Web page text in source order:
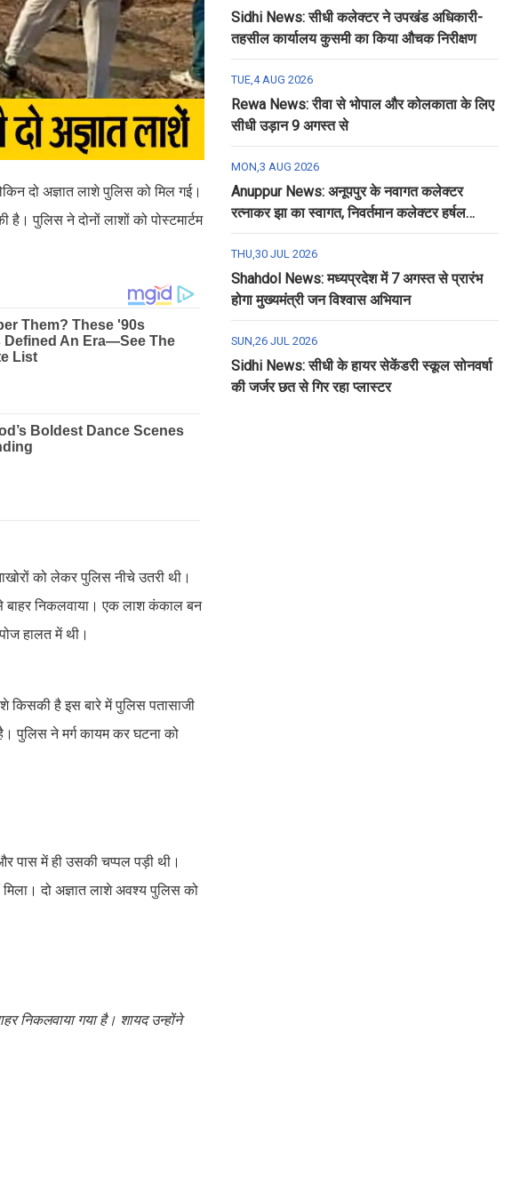
दो अज्ञात लाशे पुलिस को मिल गई।
पुलिस ने दोनों लाशों को पोस्टमार्टम
को लेकर पुलिस नीचे उतरी थी।
बाहर निकलवाया। एक लाश कंकाल बन
हालत में थी।
किसकी है इस बारे में पुलिस पतासाजी
पुलिस ने मर्ग कायम कर घटना को
पास में ही उसकी चप्पल पड़ी थी।
दो अज्ञात लाशे अवश्य पुलिस को
निकलवाया गया है। शायद उन्होंने
Sidhi News: सीधी कलेक्टर ने उपखंड अधिकारी-
तहसील कार्यालय कुसमी का किया औचक निरीक्षण
TUE,4 AUG 2026
Rewa News: रीवा से भोपाल और कोलकाता के लिए
सीधी उड़ान 9 अगस्त से
MON,3 AUG 2026
Anuppur News: अनूपपुर के नवागत कलेक्टर
रत्नाकर झा का स्वागत, निवर्तमान कलेक्टर हर्षल
पंचोली को दी गई विदाई
THU,30 JUL 2026
Shahdol News: मध्यप्रदेश में 7 अगस्त से प्रारंभ
होगा मुख्यमंत्री जन विश्वास अभियान
SUN,26 JUL 2026
Sidhi News: सीधी के हायर सेकेंडरी स्कूल सोनवर्षा
की जर्जर छत से गिर रहा प्लास्टर